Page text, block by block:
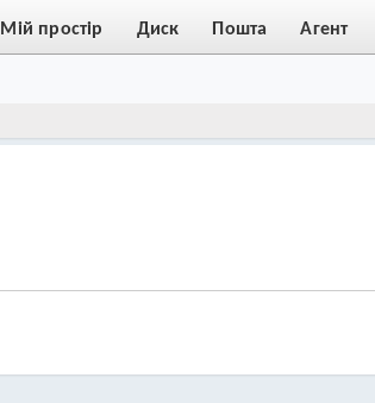
Мій простір Диск Пошта Агент